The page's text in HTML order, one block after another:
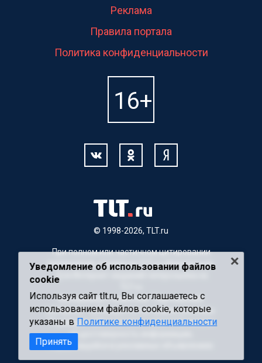
© 1998-2026, TLT.ru
Реклама
Правила портала
Политика конфиденциальности
При полном или частичном цитировании
материалов, ссылка на TLT.ru обязательна.
Для Интернет-изданий гиперссылка на
Материалы с пометкой "Партнерский
материал" публикуются на правах рекламы.
Редакция сайта не несет ответственности
за достоверность информации,
содержащейся в рекламных объявлениях
Уведомление об использовании файлов
cookie
Используя сайт tlt.ru, Вы соглашаетесь с
использованием файлов cookie, которые
указаны в Политике конфиденциальности
Принять